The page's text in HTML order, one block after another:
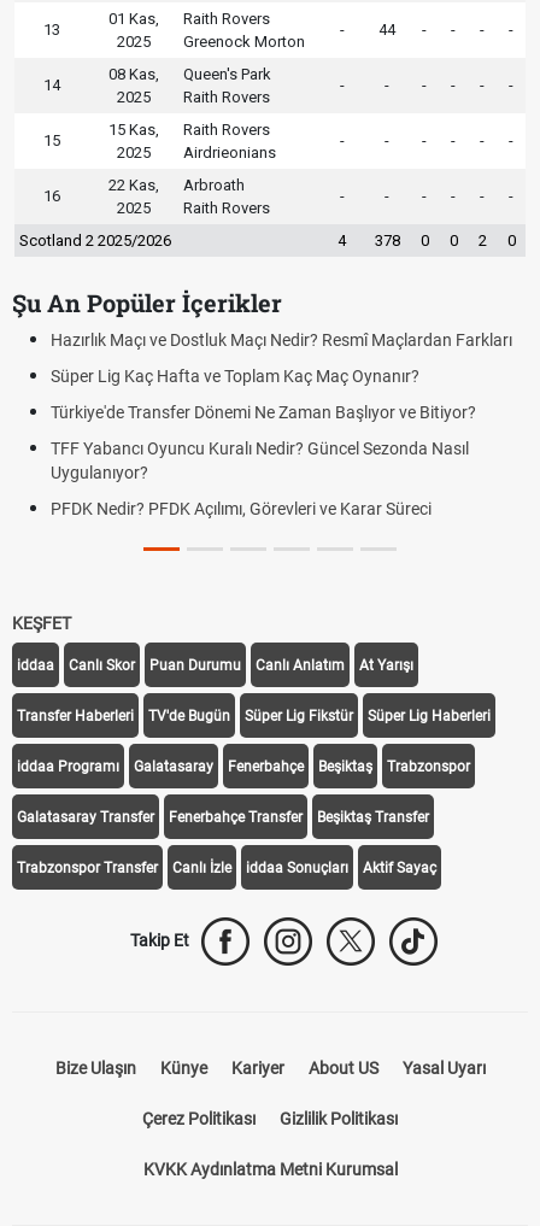
13
01 Kas,
2025
Raith Rovers
Greenock Morton
- 44 - - - -
14
08 Kas,
2025
Queen's Park
Raith Rovers
- - - - - -
15
15 Kas,
2025
Raith Rovers
Airdrieonians
- - - - - -
16
22 Kas,
2025
Arbroath
Raith Rovers
- - - - - -
Scotland 2 2025/2026 4 378 0 0 2 0
Şu An Popüler İçerikler
Maçı ve Dostluk Maçı Nedir? Resmî Maçlardan Farkları
Lig Kaç Hafta ve Toplam Kaç Maç Oynanır?
Transfer Dönemi Ne Zaman Başlıyor ve Bitiyor?
Oyuncu Kuralı Nedir? Güncel Sezonda Nasıl
Nedir? PFDK Açılımı, Görevleri ve Karar Süreci
Puan
KEŞFET
iddaa Canlı Skor Puan Durumu Canlı Anlatım At Yarışı
Transfer Haberleri TV'de Bugün Süper Lig Fikstür Süper Lig Haberleri
iddaa Programı Galatasaray Fenerbahçe Beşiktaş Trabzonspor
Galatasaray Transfer Fenerbahçe Transfer Beşiktaş Transfer
Trabzonspor Transfer Canlı İzle iddaa Sonuçları Aktif Sayaç